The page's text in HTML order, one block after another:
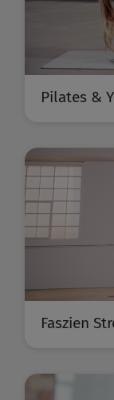
Pilates &
Faszien